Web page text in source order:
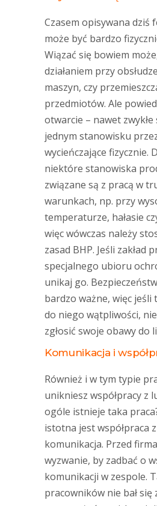
Czasem opisywana dziś
może być bardzo
Wiązać się bowiem
działaniem przy
maszyn, czy
przedmiotów. Ale
otwarcie – nawet
jednym stanowisku
wycieńczające fizycznie.
niektóre stanowiska
związane są z pracą w
warunkach, np. przy
temperaturze, hałasie
więc wówczas należy
zasad BHP. Jeśli zakład
specjalnego ubioru
unikaj go.
bardzo ważne, więc jeśli
do niego wątpliwości,
zgłosić swoje obawy do
Komunikacja i
Również i w tym typie
unikniesz współpracy z
ogóle istnieje taka
istotna jest współpraca
komunikacja. Przed
wyzwanie, by zadbać o
komunikacji w zespole.
pracowników nie bał się